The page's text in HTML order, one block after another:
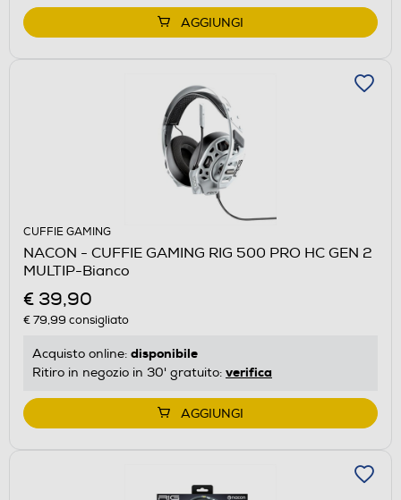
AGGIUNGI
CUFFIE GAMING
NACON - CUFFIE GAMING RIG 500 PRO HC GEN 2
MULTIP-Bianco
€ 39,90
€ 79,99 consigliato
Acquisto online: disponibile
Ritiro in negozio in 30' gratuito: verifica
AGGIUNGI